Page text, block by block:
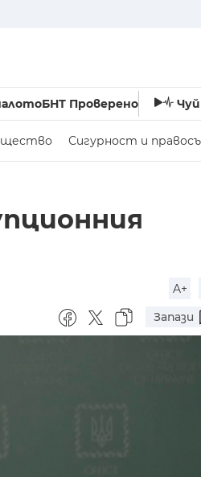
БНТ Проверено
Сигурност и
A+
Запази